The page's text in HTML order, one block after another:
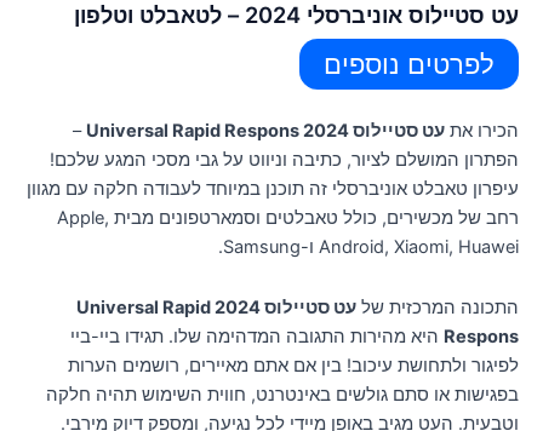
עט סטיילוס אוניברסלי 2024 – לטאבלט וטלפון
לפרטים נוספים
הכירו את עט סטיילוס 2024 Universal Rapid Respons
–
הפתרון המושלם לציור, כתיבה וניווט על גבי מסכי המגע שלכם!
עיפרון טאבלט אוניברסלי זה תוכנן במיוחד לעבודה חלקה עם מגוון
רחב של מכשירים, כולל טאבלטים וסמארטפונים מבית Apple,
Android, Xiaomi, Huawei ו-Samsung.
התכונה המרכזית של
עט סטיילוס 2024 Universal Rapid
Respons היא מהירות התגובה המדהימה שלו. תגידו ביי-ביי
לפיגור ולתחושת עיכוב! בין אם אתם מאיירים, רושמים הערות
בפגישות או סתם גולשים באינטרנט, חווית השימוש תהיה חלקה
וטבעית. העט מגיב באופן מיידי לכל נגיעה, ומספק דיוק מירבי.